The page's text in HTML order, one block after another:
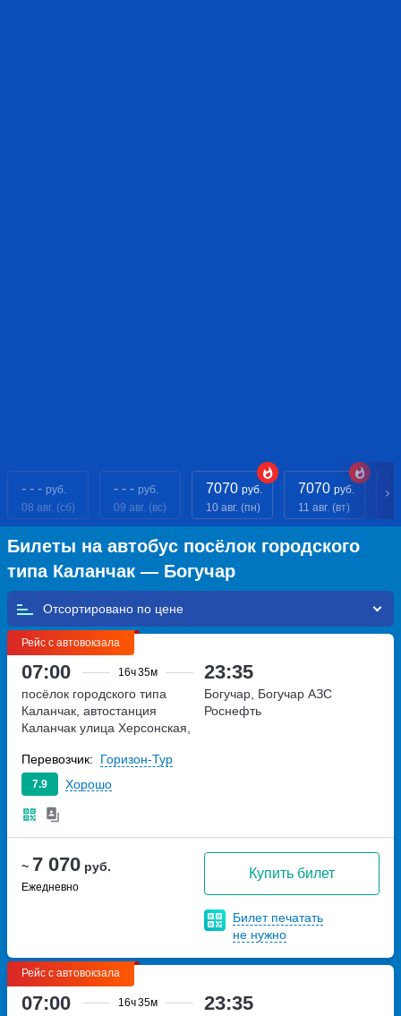
- - - руб.
08 авг. (сб)
- - - руб.
09 авг. (вс)
7070 руб.
10 авг. (пн)
7070 руб.
11 авг. (вт)
Билеты на автобус посёлок городского
типа Каланчак — Богучар
Отсортировано по
Рейс с автовокзала
07:00 16ч35м 23:35
~ 7 070 руб.
Ежедневно
Купить билет
Билет печатать
не нужно
посёлок городского типа
Каланчак, автостанция
Каланчак улица Херсонская,
Богучар, Богучар АЗС
Роснефть
7.9 Хорошо
Перевозчик: Горизон-Тур
Рейс с автовокзала
07:00 16ч35м 23:35